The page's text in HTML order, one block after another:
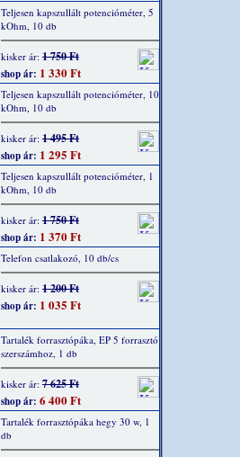
Teljesen kapszullált potencióméter, 5
kOhm, 10 db
kisker ár: 1 750 Ft
shop ár: 1 330 Ft
Teljesen kapszullált potencióméter, 10
kOhm, 10 db
kisker ár: 1 495 Ft
shop ár: 1 295 Ft
Teljesen kapszullált potencióméter, 1
kOhm, 10 db
kisker ár: 1 750 Ft
shop ár: 1 370 Ft
Telefon csatlakozó, 10 db/cs
kisker ár: 1 200 Ft
shop ár: 1 035 Ft
Tartalék forrasztópáka, EP 5 forrasztó
szerszámhoz, 1 db
kisker ár: 7 625 Ft
shop ár: 6 400 Ft
Tartalék forrasztópáka hegy 30 w, 1
db